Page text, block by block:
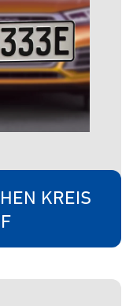
KREIS